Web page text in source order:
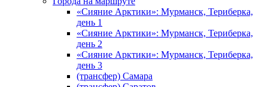
«Сияние Арктики»: Мурманск, Териберка,
день 1
«Сияние Арктики»: Мурманск, Териберка,
день 2
«Сияние Арктики»: Мурманск, Териберка,
день 3
(трансфер) Самара